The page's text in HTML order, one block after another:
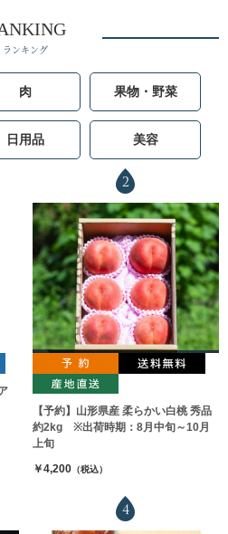
ランキング
肉 果物・野菜
日用品 美容
2
【予約】山形県産 柔らかい白桃 秀品
約2kg ※出荷時期：8月中旬～10月
上旬
￥4,200（税込）
4